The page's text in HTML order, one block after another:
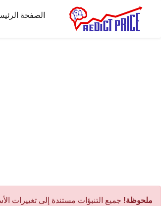
الصفحة
ملحوظة! جميع التنبؤات مستندة إلى تغييرات